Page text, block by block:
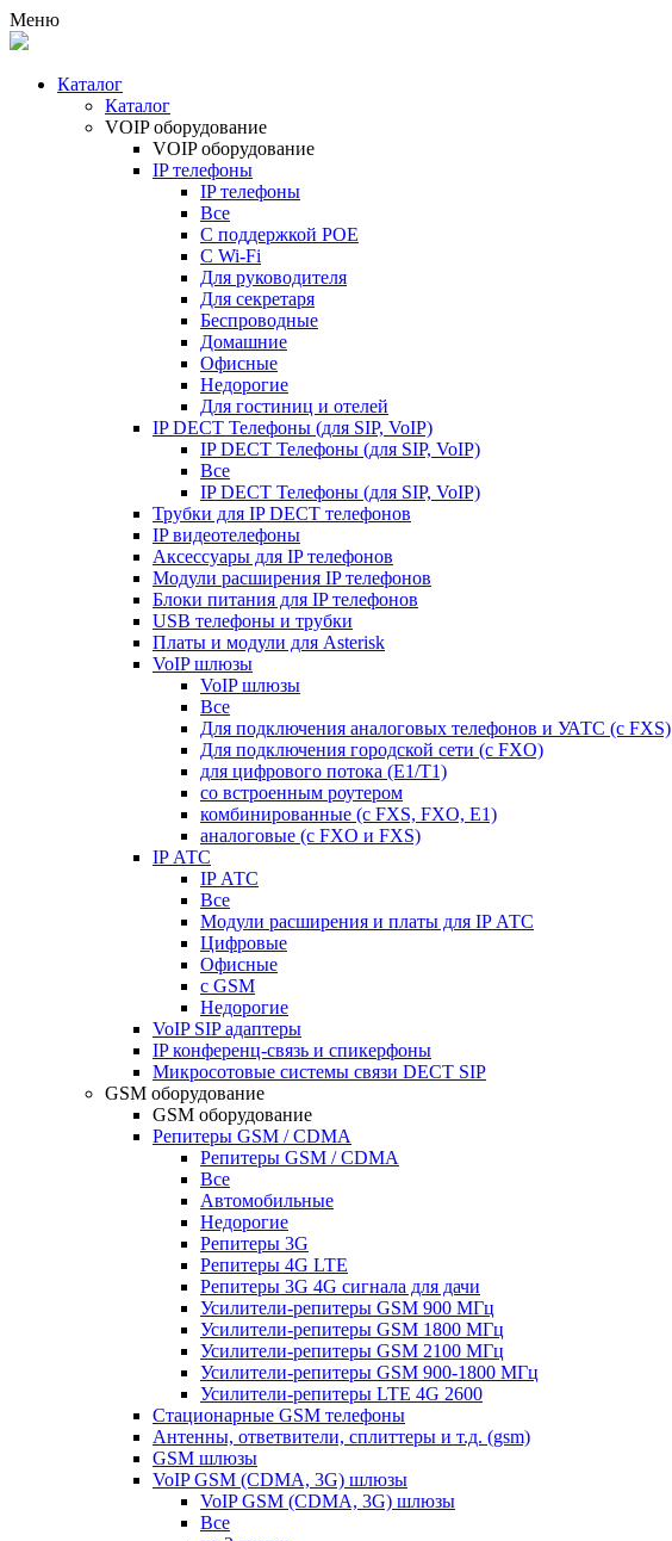
Меню
Каталог
Каталог
VOIP оборудование
VOIP оборудование
IP телефоны
IP телефоны
Все
С поддержкой POE
C Wi-Fi
Для руководителя
Для секретаря
Беспроводные
Домашние
Офисные
Недорогие
Для гостиниц и отелей
IP DECT Телефоны (для SIP, VoIP)
IP DECT Телефоны (для SIP, VoIP)
Все
IP DECT Телефоны (для SIP, VoIP)
Трубки для IP DECT телефонов
IP видеотелефоны
Аксессуары для IP телефонов
Модули расширения IP телефонов
Блоки питания для IP телефонов
USB телефоны и трубки
Платы и модули для Asterisk
VoIP шлюзы
VoIP шлюзы
Все
Для подключения аналоговых телефонов и УАТС (с FXS)
Для подключения городской сети (с FXO)
для цифрового потока (E1/T1)
со встроенным роутером
комбинированные (c FXS, FXO, E1)
аналоговые (с FXO и FXS)
IP АТС
IP АТС
Все
Модули расширения и платы для IP АТС
Цифровые
Офисные
с GSM
Недорогие
VoIP SIP адаптеры
IP конференц-связь и спикерфоны
Микросотовые системы связи DECT SIP
GSM оборудование
GSM оборудование
Репитеры GSM / CDMA
Репитеры GSM / CDMA
Все
Автомобильные
Недорогие
Репитеры 3G
Репитеры 4G LTE
Репитеры 3G 4G сигнала для дачи
Усилители-репитеры GSM 900 МГц
Усилители-репитеры GSM 1800 МГц
Усилители-репитеры GSM 2100 МГц
Усилители-репитеры GSM 900-1800 МГц
Усилители-репитеры LTE 4G 2600
Стационарные GSM телефоны
Антенны, ответвители, сплиттеры и т.д. (gsm)
GSM шлюзы
VoIP GSM (CDMA, 3G) шлюзы
VoIP GSM (CDMA, 3G) шлюзы
Все